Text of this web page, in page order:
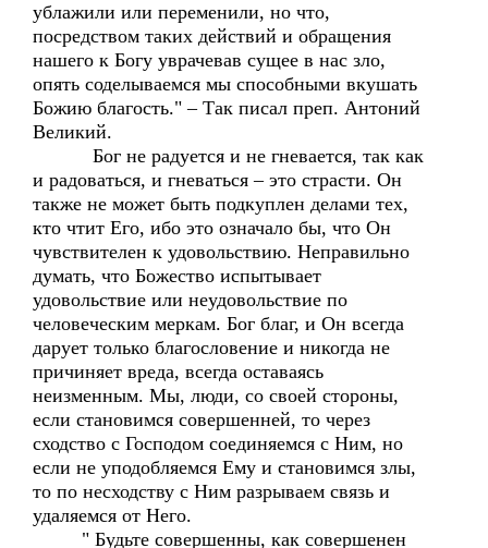
ублажили или переменили, но что,
посредством таких действий и обращения
нашего к Богу уврачевав сущее в нас зло,
опять соделываемся мы способными вкушать
Божию благость." – Так писал преп. Антоний
Великий.
Бог не радуется и не гневается, так как
и радоваться, и гневаться – это страсти. Он
также не может быть подкуплен делами тех,
кто чтит Его, ибо это означало бы, что Он
чувствителен к удовольствию. Неправильно
думать, что Божество испытывает
удовольствие или неудовольствие по
человеческим меркам. Бог благ, и Он всегда
дарует только благословение и никогда не
причиняет вреда, всегда оставаясь
неизменным. Мы, люди, со своей стороны,
если становимся совершенней, то через
сходство с Господом соединяемся с Ним, но
если не уподобляемся Ему и становимся злы,
то по несходству с Ним разрываем связь и
удаляемся от Него.
" Будьте совершенны, как совершенен